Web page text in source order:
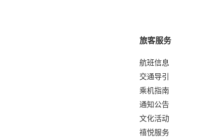
旅客服务
航班信息
交通导引
乘机指南
通知公告
文化活动
禧悦服务